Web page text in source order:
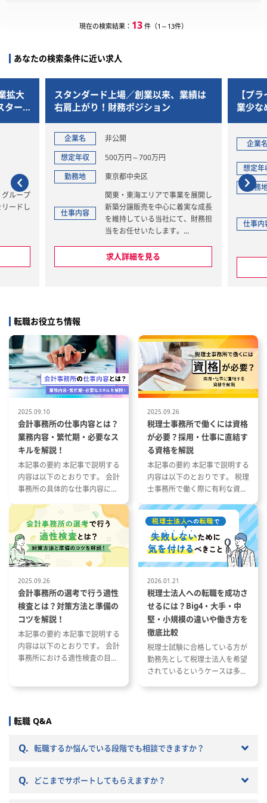
現在の検索結果： 13 件（1～13件）
あなたの検索条件に近い求人
績は
を展開し
実な成長
における
・当社
【プライム上場】年間休日128日と残
業少なめ！世界的IPを持つエンタメ企
企業名
円谷フィールズホールディングス
想定年収
＜まずはここからスタート＞
ご入社から5~6ヶ月程度は、円谷
プロダクションの給与計算や勤怠
を担いながら、グループ全体で進
めているシェアードサービス化
＜ゆくゆくお任せしたい業務＞
シェアードサービス化のプロジェ
クトにおいて人事システムの統合
が完了した後は、
給与労務に関する以下の業務を中
心にご担当いただきます。
◇給与計算、社会保険、年末調整
（委託先との連携）
◇入退社手続き／人事異動手続き
◇人員データ管理
◇社宅管理
◇安全衛生・健康管理
◇慶弔管理
◇その他福利厚生関連業務 など
※人事システムの統合完了後は業
務の再分担を予定しています
※ご経験・スキルに応じて業務を
お任せします
求人詳細を見る
【年
度！
企業
勤務
転職お役立ち情報
2025.09.10
会計事務所の仕事内容とは？
業務内容・繁忙期・必要なス
キルを解説！
本記事の要約 本記事で説明する
内容は以下のとおりです。 会計
事務所の具体的な仕事内容につ
繁忙期について 会計事務所で働
く際に役立つ資格や経験につい
て
2025.09.26
税理士事務所で働くには資格
が必要？採用・仕事に直結す
る資格を解説
本記事の要約 本記事で説明する
内容は以下のとおりです。 税理
士事務所で働く際に有利な資格
内容と資格が与える影響 資格や
スキルを活かした税理士事務所
への転職成功事例
2025.09.26
会計事務所の選考で行う適性
検査とは？対策方法と準備の
コツを解説！
本記事の要約 本記事で説明する
内容は以下のとおりです。 会計
事務所における適性検査の目的
2026.01.21
税理士法人への転職を成功さ
せるには？Big4・大手・中
堅・小規模の違いや働き方を
徹底比較
税理士試験に合格している方が
勤務先として税理士法人を希望
されているというケースは多い
ャリアプランに応じて自分に合
った税理士法人を選ぶことが非
税理士法人を選ぶとこんな筈で
転職 Q&A
Q. 転職するか悩んでいる段階でも相談できますか？
Q. どこまでサポートしてもらえますか？